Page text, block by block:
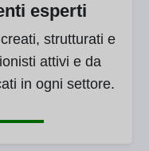
esperti
strutturati e
attivi e da
in ogni settore.